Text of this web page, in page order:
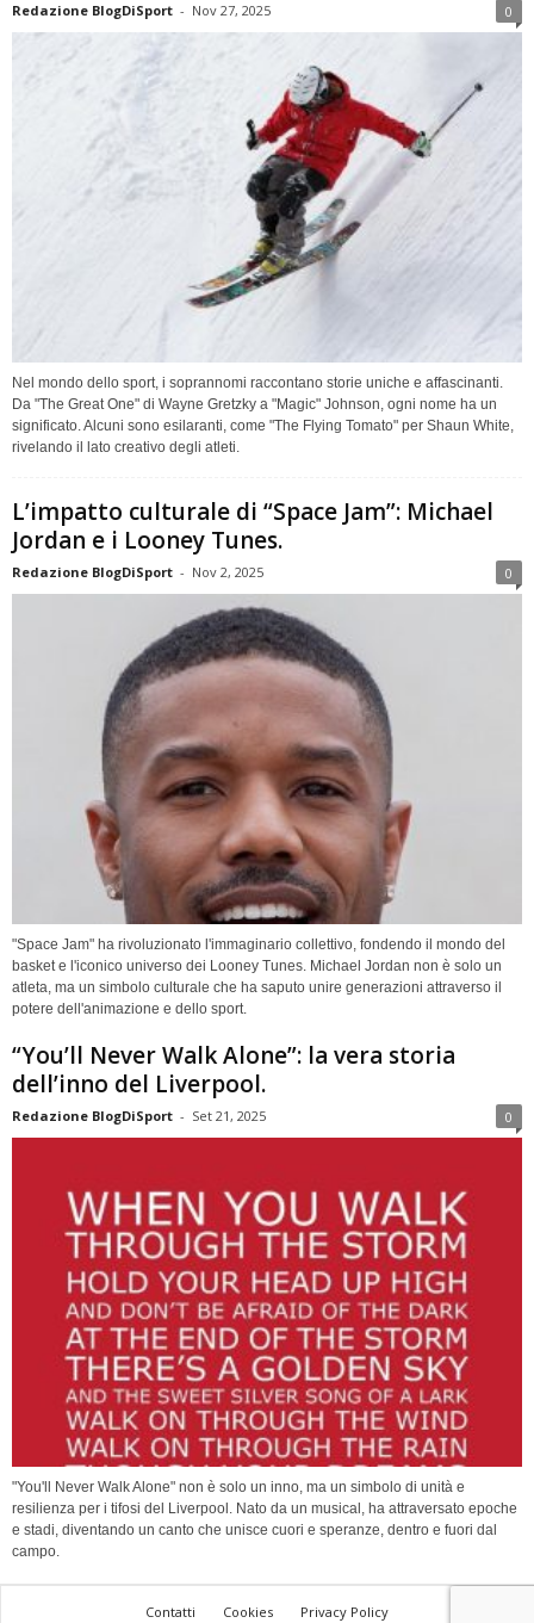
Redazione BlogDiSport - Nov 27, 2025 0
Nel mondo dello sport, i soprannomi raccontano storie uniche e affascinanti.
Da "The Great One" di Wayne Gretzky a "Magic" Johnson, ogni nome ha un
significato. Alcuni sono esilaranti, come "The Flying Tomato" per Shaun White,
rivelando il lato creativo degli atleti.
L’impatto culturale di “Space Jam”: Michael
Jordan e i Looney Tunes.
Redazione BlogDiSport - Nov 2, 2025 0
"Space Jam" ha rivoluzionato l'immaginario collettivo, fondendo il mondo del
basket e l'iconico universo dei Looney Tunes. Michael Jordan non è solo un
atleta, ma un simbolo culturale che ha saputo unire generazioni attraverso il
potere dell'animazione e dello sport.
“You’ll Never Walk Alone”: la vera storia
dell’inno del Liverpool.
Redazione BlogDiSport - Set 21, 2025 0
"You'll Never Walk Alone" non è solo un inno, ma un simbolo di unità e
resilienza per i tifosi del Liverpool. Nato da un musical, ha attraversato epoche
e stadi, diventando un canto che unisce cuori e speranze, dentro e fuori dal
campo.
Contatti Cookies Privacy Policy